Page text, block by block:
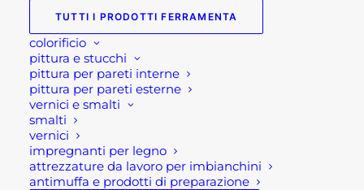
TUTTI I PRODOTTI FERRAMENTA
colorificio
pittura e stucchi
pittura per pareti interne
pittura per pareti esterne
vernici e smalti
smalti
vernici
impregnanti per legno
attrezzature da lavoro per imbianchini
antimuffa e prodotti di preparazione
Per informazioni ulteriori contattare Ponte san
Pietro allo035.617139oppure Brembate di Sopra
allo035.620161 o scrivete una e-mail a
info@rotacommerciale.it